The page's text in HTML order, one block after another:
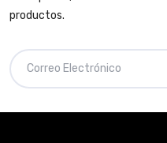
productos.